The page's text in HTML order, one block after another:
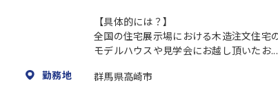
【具体的には？】
全国の住宅展示場における木造注文住宅
モデルハウスや見学会にお越し頂いたお...
勤務地
群馬県高崎市